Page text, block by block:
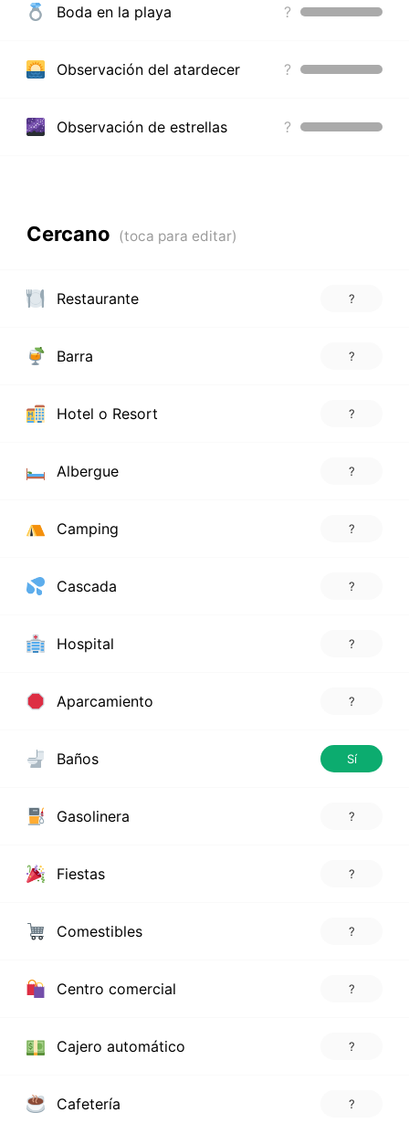
Boda en la playa ?
Observación del atardecer ?
Observación de estrellas ?
Cercano
Restaurante ?
Barra ?
Hotel o Resort ?
Albergue ?
Camping ?
Cascada ?
Hospital ?
Aparcamiento ?
Baños Sí
Gasolinera ?
Fiestas ?
Comestibles ?
Centro comercial ?
Cajero automático ?
Cafetería ?